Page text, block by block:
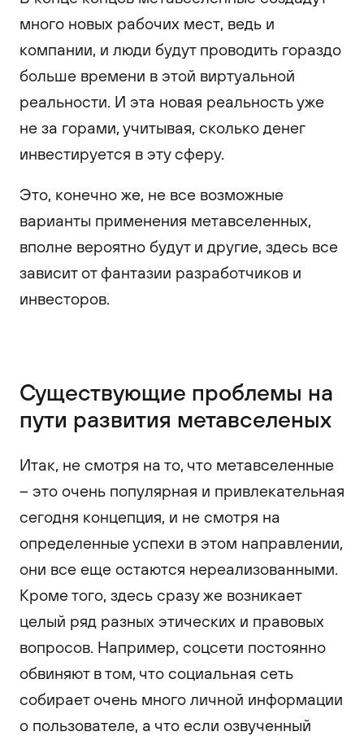
много новых рабочих мест, ведь и
компании, и люди будут проводить гораздо
больше времени в этой виртуальной
реальности. И эта новая реальность уже
не за горами, учитывая, сколько денег
инвестируется в эту сферу.
Это, конечно же, не все возможные
варианты применения метавселенных,
вполне вероятно будут и другие, здесь все
зависит от фантазии разработчиков и
инвесторов.
Существующие проблемы на
пути развития метавселеных
Итак, не смотря на то, что метавселенные
– это очень популярная и привлекательная
сегодня концепция, и не смотря на
определенные успехи в этом направлении,
они все еще остаются нереализованными.
Кроме того, здесь сразу же возникает
целый ряд разных этических и правовых
вопросов. Например, соцсети постоянно
обвиняют в том, что социальная сеть
собирает очень много личной информации
о пользователе, а что если озвученный